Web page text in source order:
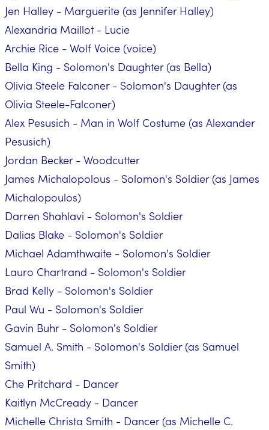
Jen Halley - Marguerite (as Jennifer Halley)
Alexandria Maillot - Lucie
Archie Rice - Wolf Voice (voice)
Bella King - Solomon's Daughter (as Bella)
Olivia Steele Falconer - Solomon's Daughter (as
Olivia Steele-Falconer)
Alex Pesusich - Man in Wolf Costume (as Alexander
Pesusich)
Jordan Becker - Woodcutter
James Michalopolous - Solomon's Soldier (as James
Michalopoulos)
Darren Shahlavi - Solomon's Soldier
Dalias Blake - Solomon's Soldier
Michael Adamthwaite - Solomon's Soldier
Lauro Chartrand - Solomon's Soldier
Brad Kelly - Solomon's Soldier
Paul Wu - Solomon's Soldier
Gavin Buhr - Solomon's Soldier
Samuel A. Smith - Solomon's Soldier (as Samuel
Smith)
Che Pritchard - Dancer
Kaitlyn McCready - Dancer
Michelle Christa Smith - Dancer (as Michelle C.